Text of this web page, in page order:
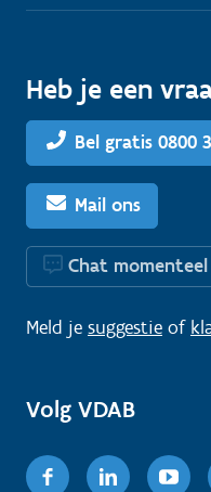
Heb je een
Bel gratis 0800
Mail ons
Chat
Meld je suggestie of
Volg VDAB
Facebook